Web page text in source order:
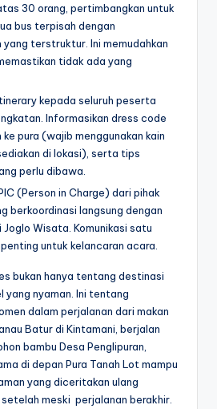
30 orang, pertimbangkan untuk
bus terpisah dengan
yang terstruktur. Ini memudahkan
tidak ada yang
kepada seluruh peserta
Informasikan dress code
ke pura (wajib menggunakan kain
di lokasi), serta tips
perlu dibawa.
(Person in Charge) dari pihak
berkoordinasi langsung dengan
Wisata. Komunikasi satu
untuk kelancaran acara.
bukan hanya tentang destinasi
yang nyaman. Ini tentang
dalam perjalanan dari makan
Batur di Kintamani, berjalan
bambu Desa Penglipuran,
di depan Pura Tanah Lot mampu
yang diceritakan ulang
meski perjalanan berakhir.